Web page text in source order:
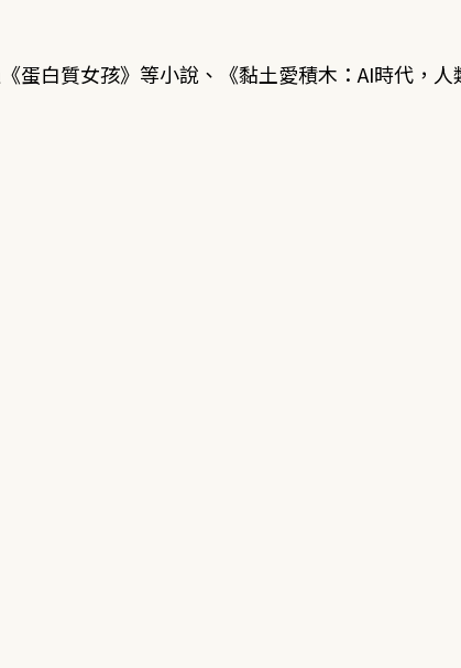
白質女孩》等小說、《黏土愛積木：AI時代，人